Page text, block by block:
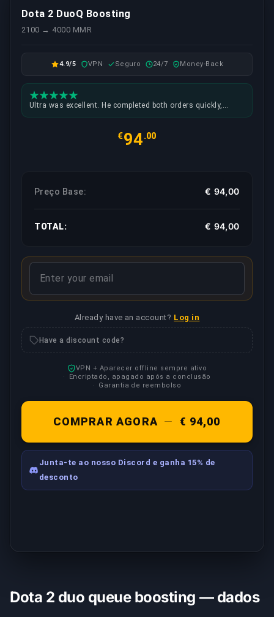
Dota 2 DuoQ Boosting
2100 → 4000 MMR
4.9/5 VPN Seguro 24/7 Money-Back
Ultra was excellent. He completed both orders quickly,
trustworthy, reliable and respectful of my account. I would
happily request the same booster again.
€94.00
Preço Base: € 94,00
TOTAL: € 94,00
Already have an account? Log in
Have a discount code?
VPN + Aparecer offline sempre ativo
Encriptado, apagado após a conclusão
Garantia de reembolso
COMPRAR AGORA — € 94,00
Junta-te ao nosso Discord e ganha 15% de
desconto
Dota 2 duo queue boosting — dados